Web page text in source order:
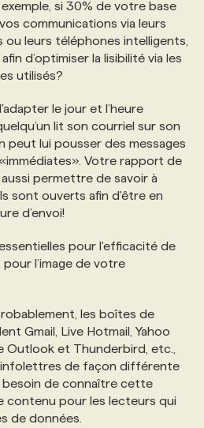
NOUS
si 30% de votre base
communications via leurs
leurs téléphones intelligents,
d’optimiser la lisibilité via les
utilisés?
le jour et l’heure
lit son courriel sur son
peut lui pousser des messages
Votre rapport de
permettre de savoir à
sont ouverts afin d'être en
d’envoi!
pour l'efficacité de
l’image de votre
les boîtes de
Gmail, Live Hotmail, Yahoo
Outlook et Thunderbird, etc.,
infolettres de façon différente
besoin de connaître cette
contenu pour les lecteurs qui
de données.